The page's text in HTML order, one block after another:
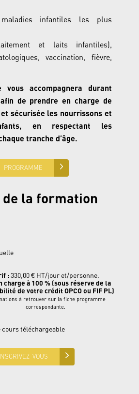
infantiles les plus
et laits infantiles),
vaccination, fièvre,
vous accompagnera durant
de prendre en charge de
et sécurisée les nourrissons et
en respectant les
tranche d’âge.
PROGRAMME
de la formation
:330,00€ HT/jour et/personne.
charge à 100 % (sous réserve de la
de votre créditOPCO ou FIF PL)
à retrouver sur la fiche programme
correspondante.
cours téléchargeable
VOUS